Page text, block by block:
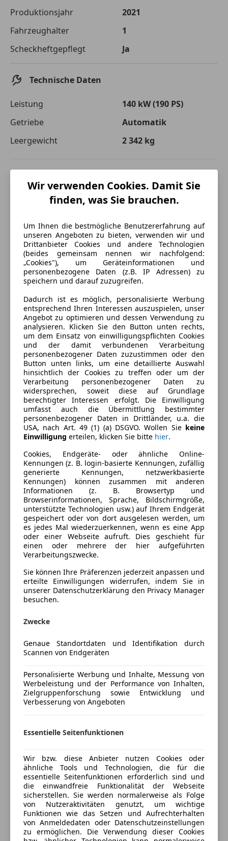
Produktionsjahr
2021
Fahrzeughalter
1
Scheckheftgepflegt
Ja
Technische Daten
Leistung
140 kW (190 PS)
Getriebe
Automatik
Leergewicht
2 342 kg
Energieverbrauch
Kraftstoff
Elektro
CO₂-Emissionen
0 g/km (komb.)
Ausstattung
Komfort
Einparkhilfe
Einparkhilfe Sensoren hinten
Einparkhilfe Sensoren vorne
Elektrische Heckklappe
Elektrische Seitenspiegel
Elektrische Sitze
Getönte Scheiben
Head-up display
Klimaautomatik
Lederlenkrad
Luftfederung
Massagesitze
Multifunktionslenkrad
Panoramadach
Sitzbelüftung
Sitzheizung
Tempomat
Unterhaltung/Media
Bluetooth
Induktionsladen für Smartphones
Soundsystem
Sicherheit
Abstandstempomat
Airbag hinten
Alarmanlage
Beifahrerairbag
Mehr anzeigen
Farbe und Innenausstattung
Außenfarbe
Grau
Lackierung
Metallic
Fahrzeugbeschreibung
8-fach bereift.
im Kundenauftrag
Preisbewertung
Kfz-Versicherung
Auto einfach online versichern & Rabatt holen
Jetzt berechnen
Verkäufer Händler
Wir verwenden Cookies. Damit Sie
finden, was Sie brauchen.
Um Ihnen die bestmögliche Benutzererfahrung auf
unseren Angeboten zu bieten, verwenden wir und
Drittanbieter Cookies und andere Technologien
(beides gemeinsam nennen wir nachfolgend:
„Cookies"), um Geräteinformationen und
personenbezogene Daten (z.B. IP Adressen) zu
speichern und darauf zuzugreifen.
Dadurch ist es möglich, personalisierte Werbung
entsprechend Ihren Interessen auszuspielen, unser
Angebot zu optimieren und dessen Verwendung zu
analysieren. Klicken Sie den Button unten rechts,
um dem Einsatz von einwilligungspflichten Cookies
und der damit verbundenen Verarbeitung
personenbezogener Daten zuzustimmen oder den
Button unten links, um eine detaillierte Auswahl
hinsichtlich der Cookies zu treffen oder um der
Verarbeitung personenbezogener Daten zu
widersprechen, soweit diese auf Grundlage
berechtigter Interessen erfolgt. Die Einwilligung
umfasst auch die Übermittlung bestimmter
personenbezogener Daten in Drittländer, u.a. die
USA, nach Art. 49 (1) (a) DSGVO. Wollen Sie keine
Einwilligung erteilen, klicken Sie bitte hier.
Cookies, Endgeräte- oder ähnliche Online-
Kennungen (z. B. login-basierte Kennungen, zufällig
generierte Kennungen, netzwerkbasierte
Kennungen) können zusammen mit anderen
Informationen (z. B. Browsertyp und
Browserinformationen, Sprache, Bildschirmgröße,
unterstützte Technologien usw.) auf Ihrem Endgerät
gespeichert oder von dort ausgelesen werden, um
es jedes Mal wiederzuerkennen, wenn es eine App
oder einer Webseite aufruft. Dies geschieht für
einen oder mehrere der hier aufgeführten
Verarbeitungszwecke.
Sie können Ihre Präferenzen jederzeit anpassen und
erteilte Einwilligungen widerrufen, indem Sie in
unserer Datenschutzerklärung den Privacy Manager
besuchen.
Zwecke
Genaue Standortdaten und Identifikation durch
Scannen von Endgeräten
Personalisierte Werbung und Inhalte, Messung von
Werbeleistung und der Performance von Inhalten,
Zielgruppenforschung sowie Entwicklung und
Verbesserung von Angeboten
Essentielle Seitenfunktionen
Wir bzw. diese Anbieter nutzen Cookies oder
ähnliche Tools und Technologien, die für die
essentielle Seitenfunktionen erforderlich sind und
die einwandfreie Funktionalität der Webseite
sicherstellen. Sie werden normalerweise als Folge
von Nutzeraktivitäten genutzt, um wichtige
Funktionen wie das Setzen und Aufrechterhalten
von Anmeldedaten oder Datenschutzeinstellungen
zu ermöglichen. Die Verwendung dieser Cookies